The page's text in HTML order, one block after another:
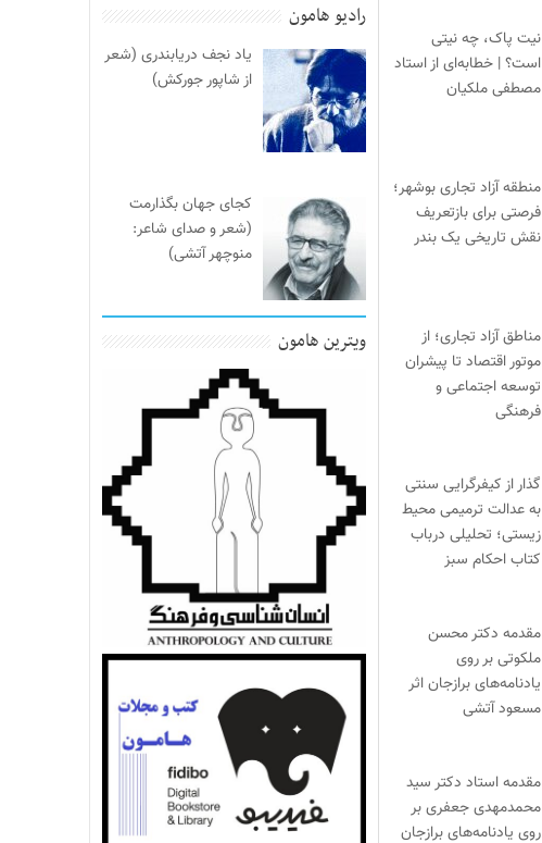
رادیو هامون
یاد نجف دریابندری (شعر
از شاپور جورکش)
کجای جهان بگذارمت
(شعر و صدای شاعر:
منوچهر آتشی)
ویترین هامون
نیت پاک، چه نیتی
است؟ | خطابه‌ای از استاد
مصطفی ملکیان
منطقه آزاد تجاری بوشهر؛
فرصتی برای بازتعریف
نقش تاریخی یک بندر
مناطق آزاد تجاری؛ از
موتور اقتصاد تا پیشران
توسعه اجتماعی و
فرهنگی
گذار از کیفرگرایی سنتی
به عدالت ترمیمی محیط‌
زیستی؛ تحلیلی درباب
کتاب احکام سبز
مقدمه دکتر محسن
ملکوتی بر روی
یادنامه‌های برازجان اثر
مسعود آتشی
مقدمه‌ استاد دکتر سید
محمدمهدی جعفری بر
روی یادنامه‌های برازجان